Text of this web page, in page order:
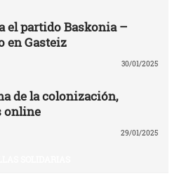
el partido Baskonia –
en Gasteiz
30/01/2025
de la colonización,
online
29/01/2025